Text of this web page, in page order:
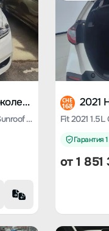
2020 Honda Fit (IV поколение)
Fit 2020 1.5L CVT Comfortable Sunroof Version
CHE
168
Fit 2021
Гарантия
от1 851